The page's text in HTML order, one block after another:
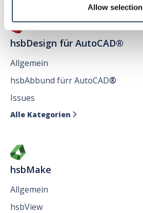
Allow selection
hsbDesign für AutoCAD®
Allgemein
hsbAbbund fürr AutoCAD®
Issues
Alle Kategorien 
hsbMake
Allgemein
hsbView